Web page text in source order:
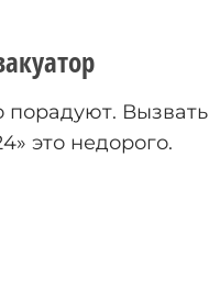
порадуют. Вызвать
это недорого.